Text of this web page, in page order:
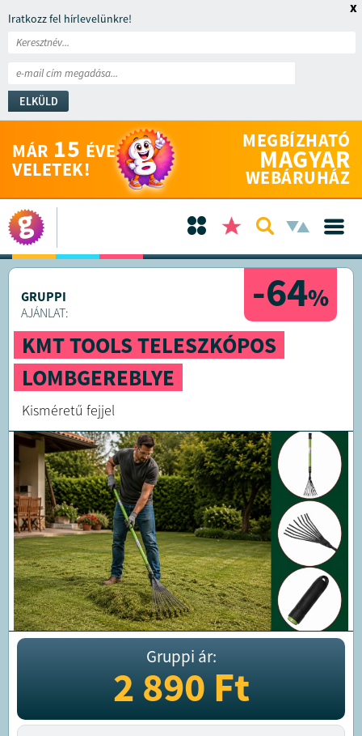
Iratkozz fel hírlevelünkre!
ELKÜLD
x
MÁR 15 ÉVE
VELETEK!
MEGBÍZHATÓ
MAGYAR
WEBÁRUHÁZ
-64%
GRUPPI
AJÁNLAT:
KMT TOOLS TELESZKÓPOS
LOMBGEREBLYE
Kisméretű fejjel
Gruppi ár:
2 890Ft